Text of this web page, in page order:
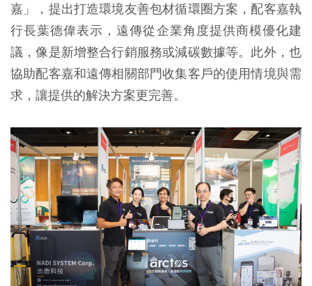
嘉」，提出打造環境友善包材循環圈方案，配客嘉執
行長葉德偉表示，遠傳從企業角度提供商模優化建
議，像是新增整合行銷服務或減碳數據等。此外，也
協助配客嘉和遠傳相關部門收集客戶的使用情境與需
求，讓提供的解決方案更完善。